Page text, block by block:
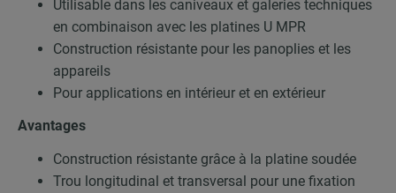
Utilisable dans les caniveaux et galeries techniques
en combinaison avec les platines U MPR
Construction résistante pour les panoplies et les
appareils
Pour applications en intérieur et en extérieur
Avantages
Construction résistante grâce à la platine soudée
Trou longitudinal et transversal pour une fixation